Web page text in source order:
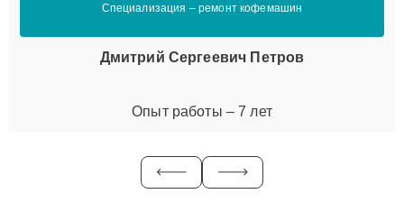
Специализация – ремонт кофемашин
Дмитрий Сергеевич Петров
Опыт работы – 7 лет